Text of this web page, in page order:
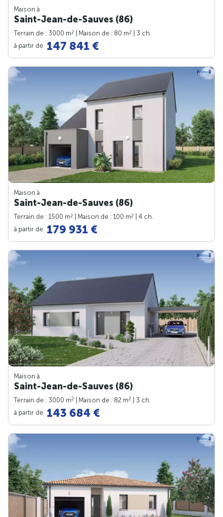
Maison à
Saint-Jean-de-Sauves (86)
Terrain de : 3000 m2 | Maison de : 80 m2
| 3 ch.
à partir de 147 841 €
Maison à
Saint-Jean-de-Sauves (86)
Terrain de : 1500 m2 | Maison de : 100 m2
| 4 ch.
à partir de 179 931 €
Maison à
Saint-Jean-de-Sauves (86)
Terrain de : 3000 m2 | Maison de : 82 m2
| 3 ch.
à partir de 143 684 €